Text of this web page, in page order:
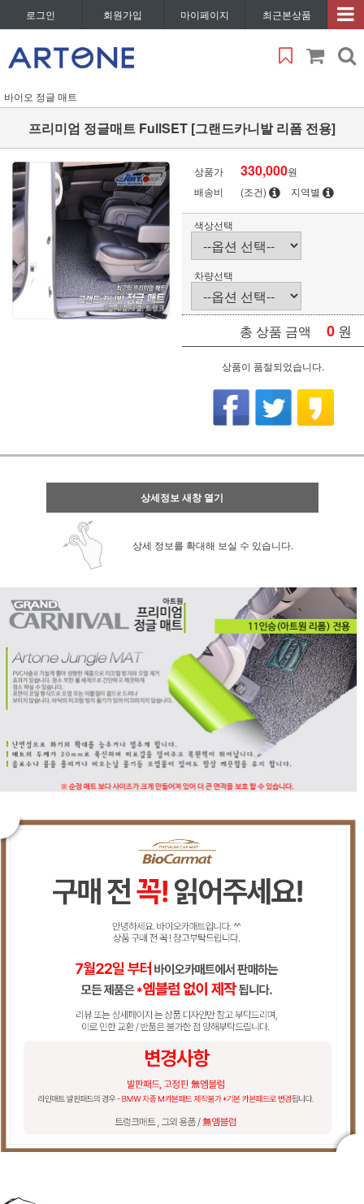
로그인 회원가입 마이페이지 최근본상품
바이오 정글 매트
프리미엄 정글매트 FullSET [그랜드카니발 리폼 전용]
상품가 330,000원
배송비
(조건) 지역별
색상선택
차량선택
총 상품 금액 0 원
상품이 품절되었습니다.
상세정보 새창 열기
상세 정보를 확대해 보실 수 있습니다.